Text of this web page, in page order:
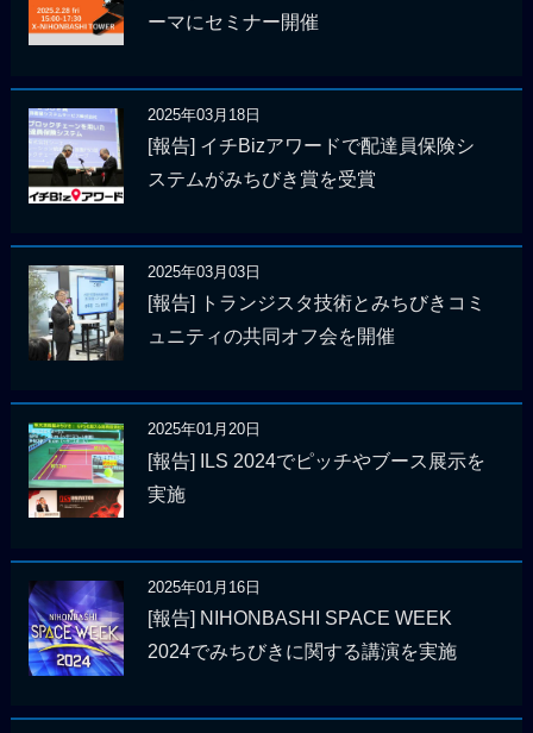
ーマにセミナー開催
2025年03月18日
[報告] イチBizアワードで配達員保険シ
ステムがみちびき賞を受賞
2025年03月03日
[報告] トランジスタ技術とみちびきコミ
ュニティの共同オフ会を開催
2025年01月20日
[報告] ILS 2024でピッチやブース展示を
実施
2025年01月16日
[報告] NIHONBASHI SPACE WEEK
2024でみちびきに関する講演を実施